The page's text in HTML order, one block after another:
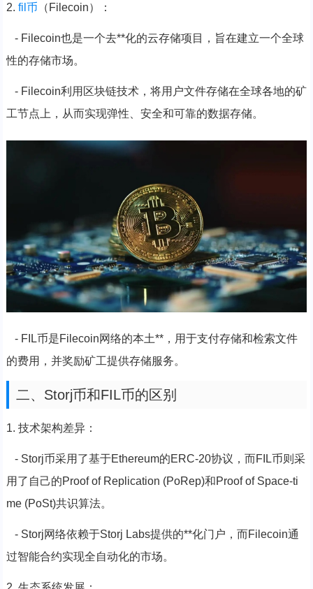
2. fil币 （Filecoin）：
- Filecoin也是一个去**化的云存储项目，旨在建立一个全球
性的存储市场。
- Filecoin利用区块链技术，将用户文件存储在全球各地的矿
工节点上，从而实现弹性、安全和可靠的数据存储。
- FIL币是Filecoin网络的本土**，用于支付存储和检索文件
的费用，并奖励矿工提供存储服务。
二、Storj币和FIL币的区别
1. 技术架构差异：
- Storj币采用了基于Ethereum的ERC-20协议，而FIL币则采
用了自己的Proof of Replication (PoRep)和Proof of Space-ti
me (PoSt)共识算法。
- Storj网络依赖于Storj Labs提供的**化门户，而Filecoin通
过智能合约实现全自动化的市场。